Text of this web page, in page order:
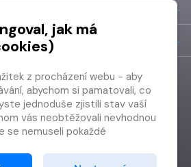
jak má
z procházení webu - aby
abychom si pamatovali, co
jednoduše zjistili stav vaší
vás neobtěžovali nevhodnou
se nemuseli pokaždé